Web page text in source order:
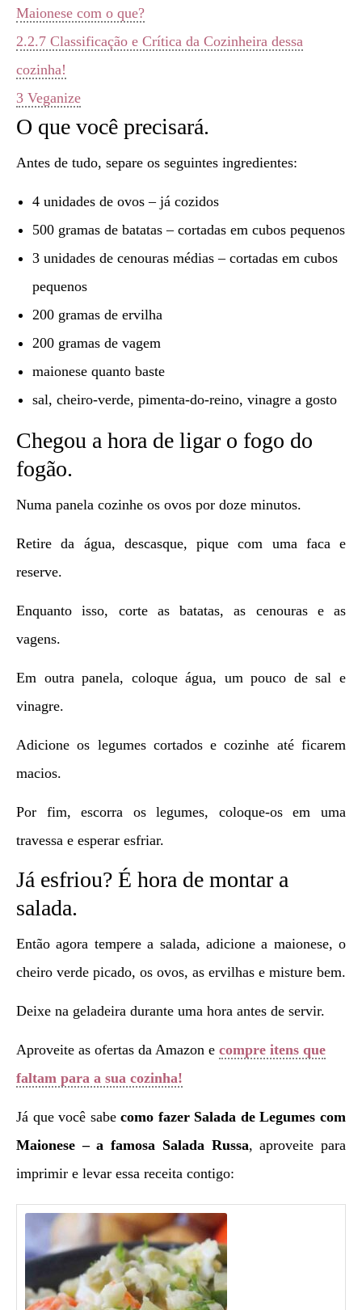
Maionese com o que?
2.2.7 Classificação e Crítica da Cozinheira dessa
cozinha!
3 Veganize
O que você precisará.
Antes de tudo, separe os seguintes ingredientes:
4 unidades de ovos – já cozidos
500 gramas de batatas – cortadas em cubos pequenos
3 unidades de cenouras médias – cortadas em cubos
pequenos
200 gramas de ervilha
200 gramas de vagem
maionese quanto baste
sal, cheiro-verde, pimenta-do-reino, vinagre a gosto
Chegou a hora de ligar o fogo do
fogão.
Numa panela cozinhe os ovos por doze minutos.
Retire da água, descasque, pique com uma faca e
reserve.
Enquanto isso, corte as batatas, as cenouras e as
vagens.
Em outra panela, coloque água, um pouco de sal e
vinagre.
Adicione os legumes cortados e cozinhe até ficarem
macios.
Por fim, escorra os legumes, coloque-os em uma
travessa e esperar esfriar.
Já esfriou? É hora de montar a
salada.
Então agora tempere a salada, adicione a maionese, o
cheiro verde picado, os ovos, as ervilhas e misture bem.
Deixe na geladeira durante uma hora antes de servir.
Aproveite as ofertas da Amazon e compre itens que
faltam para a sua cozinha!
Já que você sabecomo fazer Salada de Legumes com
Maionese – a famosa Salada Russa, aproveite para
imprimir e levar essa receita contigo: